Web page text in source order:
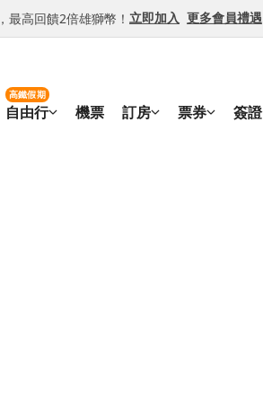
高回饋2倍雄獅幣！ 立即加入 更多會員禮遇
自由行
高鐵假期
機票 訂房 票券 簽證